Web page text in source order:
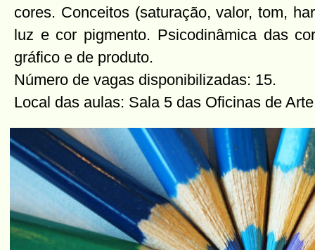
cores. Conceitos (saturação, valor, tom,
luz e cor pigmento. Psicodinâmica das
gráfico e de produto.
Número de vagas disponibilizadas: 15.
Local das aulas: Sala 5 das Oficinas de